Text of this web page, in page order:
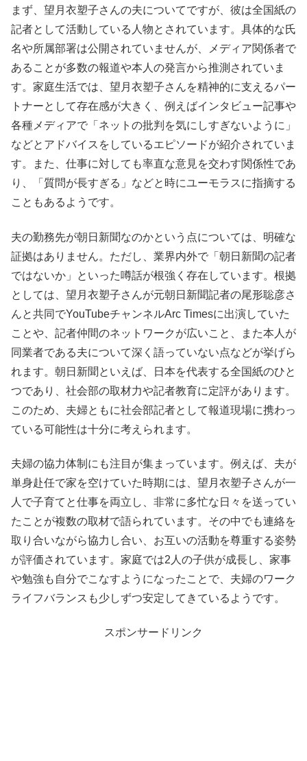
まず、望月衣塑子さんの夫についてですが、彼は全国紙の
記者として活動している人物とされています。具体的な氏
名や所属部署は公開されていませんが、メディア関係者で
あることが多数の報道や本人の発言から推測されていま
す。家庭生活では、望月衣塑子さんを精神的に支えるパー
トナーとして存在感が大きく、例えばインタビュー記事や
各種メディアで「ネットの批判を気にしすぎないように」
などとアドバイスをしているエピソードが紹介されていま
す。また、仕事に対しても率直な意見を交わす関係性であ
り、「質問が長すぎる」などと時にユーモラスに指摘する
こともあるようです。
夫の勤務先が朝日新聞なのかという点については、明確な
証拠はありません。ただし、業界内外で「朝日新聞の記者
ではないか」といった噂話が根強く存在しています。根拠
としては、望月衣塑子さんが元朝日新聞記者の尾形聡彦さ
んと共同でYouTubeチャンネルArc Timesに出演していた
ことや、記者仲間のネットワークが広いこと、また本人が
同業者である夫について深く語っていない点などが挙げら
れます。朝日新聞といえば、日本を代表する全国紙のひと
つであり、社会部の取材力や記者教育に定評があります。
このため、夫婦ともに社会部記者として報道現場に携わっ
ている可能性は十分に考えられます。
夫婦の協力体制にも注目が集まっています。例えば、夫が
単身赴任で家を空けていた時期には、望月衣塑子さんが一
人で子育てと仕事を両立し、非常に多忙な日々を送ってい
たことが複数の取材で語られています。その中でも連絡を
取り合いながら協力し合い、お互いの活動を尊重する姿勢
が評価されています。家庭では2人の子供が成長し、家事
や勉強も自分でこなすようになったことで、夫婦のワーク
ライフバランスも少しずつ安定してきているようです。
スポンサードリンク